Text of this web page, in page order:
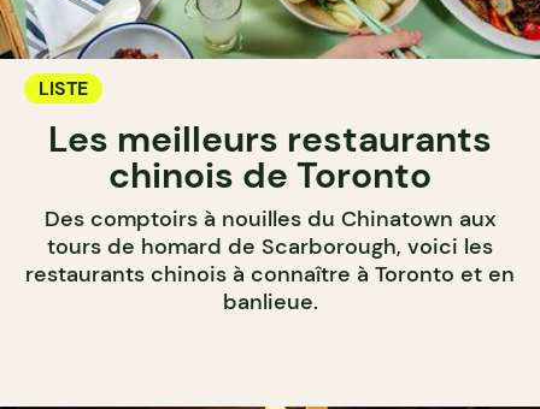
LISTE
Les meilleurs restaurants
chinois de Toronto
Des comptoirs à nouilles du Chinatown aux
tours de homard de Scarborough, voici les
restaurants chinois à connaître à Toronto et en
banlieue.